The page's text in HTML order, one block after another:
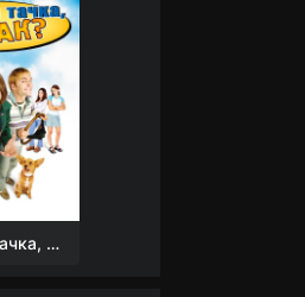
Где моя тачка, чувак?